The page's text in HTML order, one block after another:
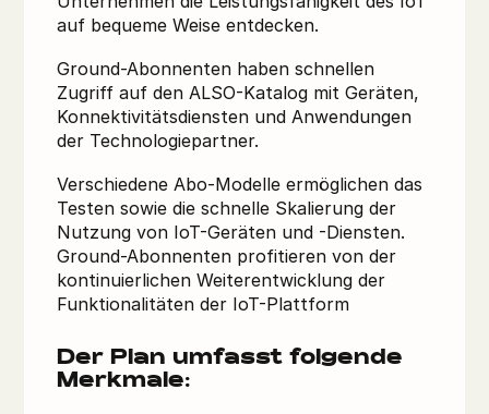
auf bequeme Weise entdecken.
Ground-Abonnenten haben schnellen
Zugriff auf den ALSO-Katalog mit Geräten,
Konnektivitätsdiensten und Anwendungen
der Technologiepartner.
Verschiedene Abo-Modelle ermöglichen das
Testen sowie die schnelle Skalierung der
Nutzung von IoT-Geräten und -Diensten.
Ground-Abonnenten profitieren von der
kontinuierlichen Weiterentwicklung der
Funktionalitäten der IoT-Plattform
Der Plan umfasst folgende
Merkmale: